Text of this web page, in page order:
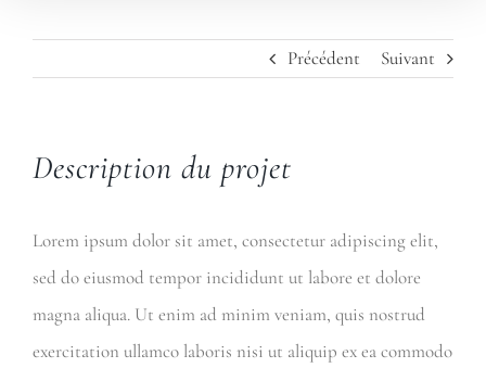
Précédent Suivant
Description du projet
Lorem ipsum dolor sit amet, consectetur adipiscing elit,
sed do eiusmod tempor incididunt ut labore et dolore
magna aliqua. Ut enim ad minim veniam, quis nostrud
exercitation ullamco laboris nisi ut aliquip ex ea commodo